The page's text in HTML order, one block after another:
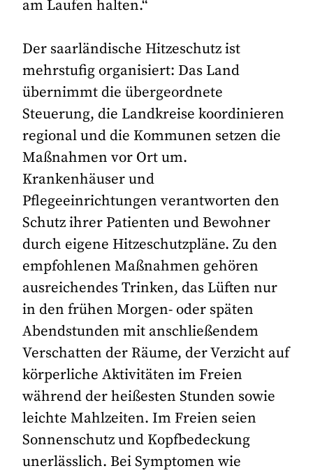
am Laufen halten.“
Der saarländische Hitzeschutz ist
mehrstufig organisiert: Das Land
übernimmt die übergeordnete
Steuerung, die Landkreise koordinieren
regional und die Kommunen setzen die
Maßnahmen vor Ort um.
Krankenhäuser und
Pflegeeinrichtungen verantworten den
Schutz ihrer Patienten und Bewohner
durch eigene Hitzeschutzpläne. Zu den
empfohlenen Maßnahmen gehören
ausreichendes Trinken, das Lüften nur
in den frühen Morgen- oder späten
Abendstunden mit anschließendem
Verschatten der Räume, der Verzicht auf
körperliche Aktivitäten im Freien
während der heißesten Stunden sowie
leichte Mahlzeiten. Im Freien seien
Sonnenschutz und Kopfbedeckung
unerlässlich. Bei Symptomen wie